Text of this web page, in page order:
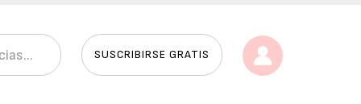
SUSCRIBIRSE GRATIS